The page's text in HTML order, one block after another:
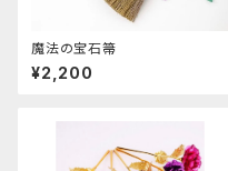
魔法の宝石箒
¥2,200